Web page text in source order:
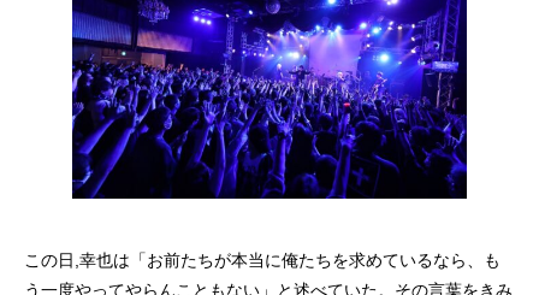
この日,幸也は「お前たちが本当に俺たちを求めているなら、も
う一度やってやらんこともない」と述べていた。その言葉をきみ